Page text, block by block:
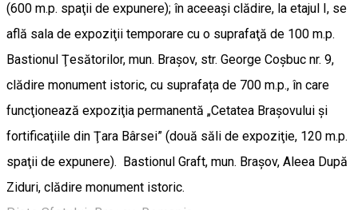
(600 m.p. spaţii de expunere); în aceeaşi clădire, la etajul I, se
află sala de expoziţii temporare cu o suprafaţă de 100 m.p.
Bastionul Ţesătorilor, mun. Braşov, str. George Coşbuc nr. 9,
clădire monument istoric, cu suprafața de 700 m.p., în care
funcţionează expoziţia permanentă „Cetatea Braşovului şi
fortificaţiile din Ţara Bârsei” (două săli de expoziţie, 120 m.p.
spaţii de expunere). Bastionul Graft, mun. Braşov, Aleea După
Ziduri, clădire monument istoric.